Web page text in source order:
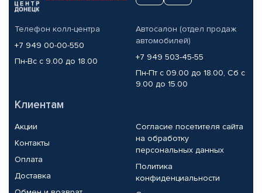
Телефон колл-центра
+7 949 00-00-550
Пн-Вс с 9.00 до 18.00
Автосалон (отдел продаж
автомобилей)
+7 949 503-45-55
Пн-Пт с 09.00 до 18.00, Сб с
9.00 до 15.00
Клиентам
Акции
Контакты
Оплата
Доставка
Согласие посетителя сайта
на обработку
персональных данных
Политика
конфиденциальности